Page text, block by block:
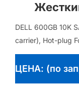
DELL 600GB 10K
carrier), Hot-plug
ЦЕНА: (по